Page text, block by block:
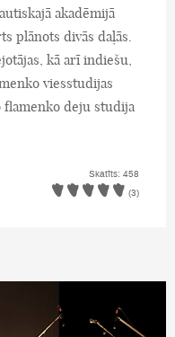
akadēmijā
plānots divās daļās.
kā arī indiešu,
viesstudijas
flamenko deju studija
Skatīts: 458
(3)